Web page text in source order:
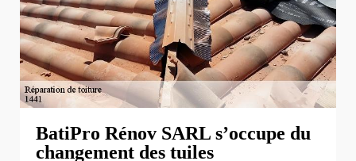
BatiPro Rénov SARL s’occupe du
changement des tuiles